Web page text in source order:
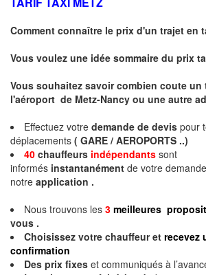
Comment connaître le prix d'un trajet en
Vous voulez une idée sommaire du prix
Vous souhaitez savoir combien coute un
l'aéroport de Metz-Nancy ou une autre
Effectuez votre demande de devis pour
déplacements ( GARE / AEROPORTS ..)
40 chauffeurs indépendants sont
informés instantanément de votre
notre application .
Nous trouvons les 3 meilleures
vous .
Choisissez votre chauffeur et recevez
confirmation
Des prix fixes et communiqués à